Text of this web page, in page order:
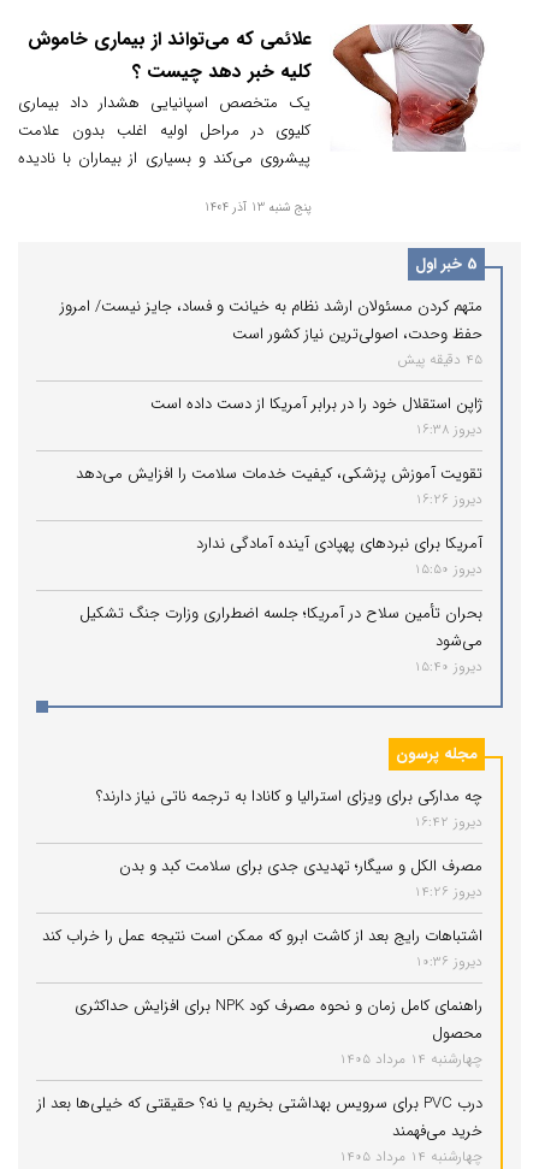
علائمی که می‌تواند از بیماری خاموش
کلیه خبر دهد چیست ؟
یک متخصص اسپانیایی هشدار داد بیماری
کلیوی در مراحل اولیه اغلب بدون علامت
پیشروی می‌کند و بسیاری از بیماران با نادیده
باعث می‌شوند آسیب کلیه دیر تشخیص داده
نباید از کنار آن‌ها گذشت.
پنج شنبه 13 آذر 1404
5 خبر اول
متهم کردن مسئولان ارشد نظام به خیانت و فساد، جایز نیست/ امروز
حفظ وحدت، اصولی‌ترین نیاز کشور است
45 دقیقه پیش
ژاپن استقلال خود را در برابر آمریکا از دست داده است
دیروز 16:38
تقویت آموزش پزشکی، کیفیت خدمات سلامت را افزایش می‌دهد
دیروز 16:26
آمریکا برای نبردهای پهپادی آینده آمادگی ندارد
دیروز 15:50
بحران تأمین سلاح در آمریکا؛ جلسه اضطراری وزارت جنگ تشکیل
می‌شود
دیروز 15:40
مجله پرسون
چه مدارکی برای ویزای استرالیا و کانادا به ترجمه ناتی نیاز دارند؟
دیروز 16:42
مصرف الکل و سیگار؛ تهدیدی جدی برای سلامت کبد و بدن
دیروز 14:26
اشتباهات رایج بعد از کاشت ابرو که ممکن است نتیجه عمل را خراب کند
دیروز 10:36
راهنمای کامل زمان و نحوه مصرف کود NPK برای افزایش حداکثری
محصول
چهارشنبه 14 مرداد 1405
درب PVC برای سرویس بهداشتی بخریم یا نه؟ حقیقتی که خیلی‌ها بعد از
خرید می‌فهمند
چهارشنبه 14 مرداد 1405